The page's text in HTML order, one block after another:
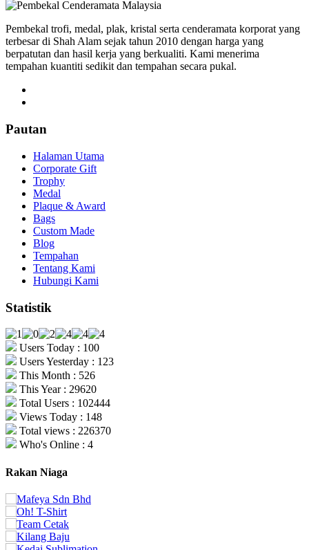
Pembekal trofi, medal, plak, kristal serta cenderamata korporat yang
terbesar di Shah Alam sejak tahun 2010 dengan harga yang
berpatutan dan hasil kerja yang berkualiti. Kami menerima
tempahan kuantiti sedikit dan tempahan secara pukal.
Pautan
Halaman Utama
Corporate Gift
Trophy
Medal
Plaque & Award
Bags
Custom Made
Blog
Tempahan
Tentang Kami
Hubungi Kami
Statistik
Users Today : 100
Users Yesterday : 123
This Month : 526
This Year : 29620
Total Users : 102444
Views Today : 148
Total views : 226370
Who's Online : 4
Rakan Niaga